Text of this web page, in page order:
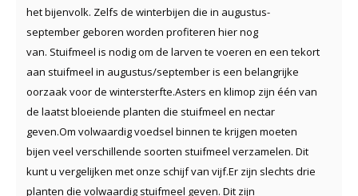
het bijenvolk. Zelfs de winterbijen die in augustus-
september geboren worden profiteren hier nog
van. Stuifmeel is nodig om de larven te voeren en een tekort
aan stuifmeel in augustus/september is een belangrijke
oorzaak voor de wintersterfte.Asters en klimop zijn één van
de laatst bloeiende planten die stuifmeel en nectar
geven.Om volwaardig voedsel binnen te krijgen moeten
bijen veel verschillende soorten stuifmeel verzamelen. Dit
kunt u vergelijken met onze schijf van vijf.Er zijn slechts drie
planten die volwaardig stuifmeel geven. Dit zijn